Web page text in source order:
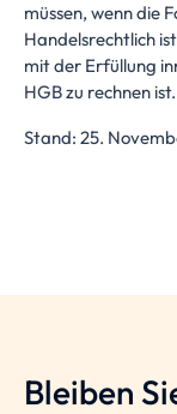
müssen, wenn die
Handelsrechtlich
mit der Erfüllung
HGB zu rechnen ist.
Stand: 25.
Bleiben